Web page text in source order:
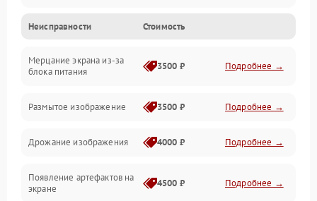
Лампа подсветки
Неисправность управления и интерфейсов
Неисправности Стоимость
Мерцание экрана из-за
блока питания
3500 ₽ Подробнее →
Размытое изображение 3500 ₽ Подробнее →
Дрожание изображения 4000 ₽ Подробнее →
Появление артефактов на
экране
4500 ₽ Подробнее →